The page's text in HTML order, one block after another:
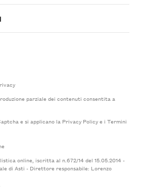
parziale dei contenuti consentita a
e si applicano la Privacy Policye i Termini
online, iscritta al n.672/14 del 15.05.2014 -
di Asti - Direttore responsabile: Lorenzo